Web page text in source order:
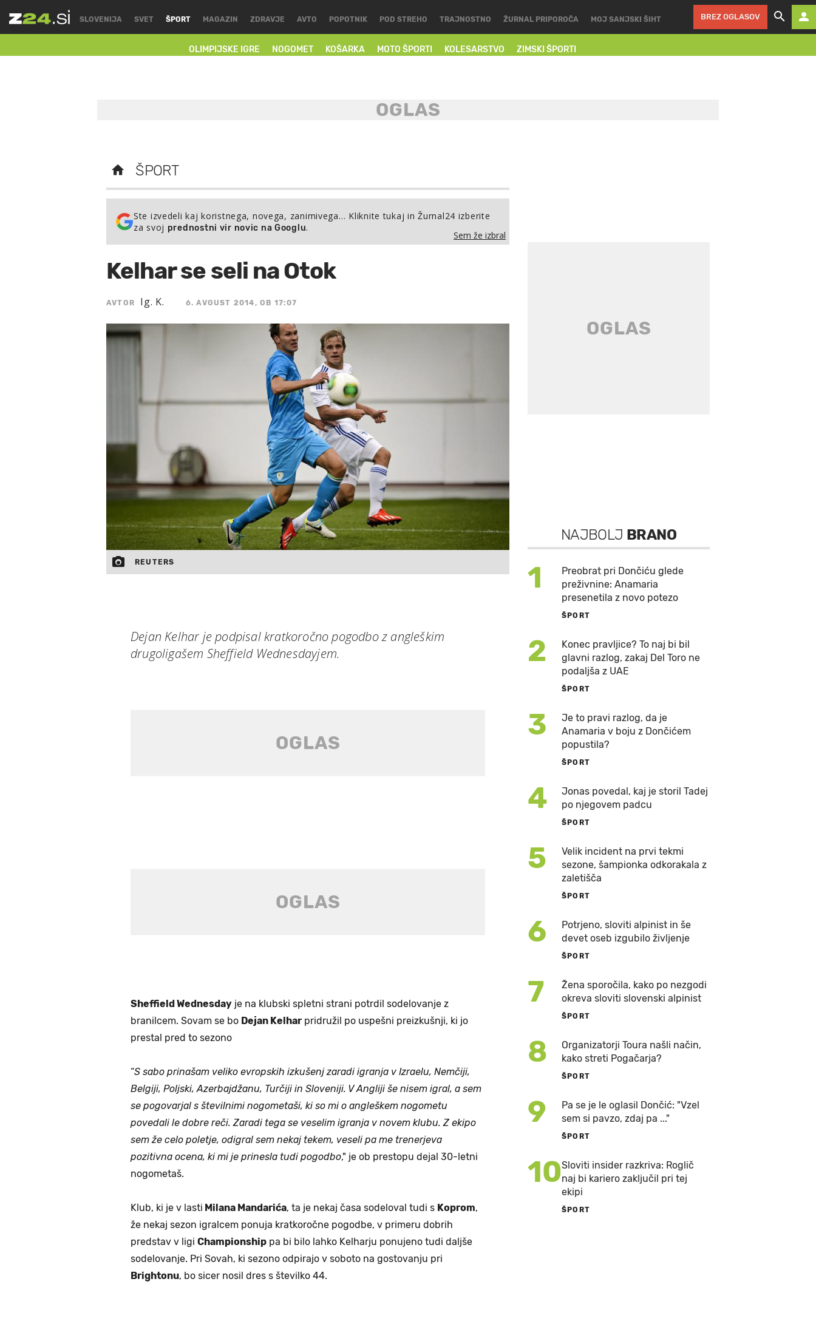
SLOVENIJA SVET ŠPORT
OLIMPIJSKE IGRE NOGOMET KOŠARKA MOTO ŠPORTI KOLESARSTVO ZIMSKI ŠPORTI
MAGAZIN ZDRAVJE AVTO POPOTNIK POD STREHO TRAJNOSTNO ŽURNAL PRIPOROČA MOJ SANJSKI ŠIHT BREZ OGLASOV
ŠPORT
Ste izvedeli kaj koristnega, novega, zanimivega… Kliknite tukaj in Žurnal24 izberite
za svoj prednostni vir novic na Googlu.
Sem že izbral
Kelhar se seli na Otok
AVTOR Ig. K. 6. AVGUST 2014, OB 17:07
REUTERS
Dejan Kelhar je podpisal kratkoročno pogodbo z angleškim
drugoligašem Sheffield Wednesdayjem.
Sheffield Wednesday je na klubski spletni strani potrdil sodelovanje z
branilcem. Sovam se bo Dejan Kelhar pridružil po uspešni preizkušnji, ki jo
prestal pred to sezono
“S sabo prinašam veliko evropskih izkušenj zaradi igranja v Izraelu, Nemčiji,
Belgiji, Poljski, Azerbajdžanu, Turčiji in Sloveniji. V Angliji še nisem igral, a sem
se pogovarjal s številnimi nogometaši, ki so mi o angleškem nogometu
povedali le dobre reči. Zaradi tega se veselim igranja v novem klubu. Z ekipo
sem že celo poletje, odigral sem nekaj tekem, veseli pa me trenerjeva
pozitivna ocena, ki mi je prinesla tudi pogodbo," je ob prestopu dejal 30-letni
nogometaš.
Klub, ki je v lasti Milana Mandarića, ta je nekaj časa sodeloval tudi s Koprom,
že nekaj sezon igralcem ponuja kratkoročne pogodbe, v primeru dobrih
predstav v ligi Championship pa bi bilo lahko Kelharju ponujeno tudi daljše
sodelovanje. Pri Sovah, ki sezono odpirajo v soboto na gostovanju pri
Brightonu, bo sicer nosil dres s številko 44.
NAJBOLJ BRANO
1
Preobrat pri Dončiću glede
preživnine: Anamaria
presenetila z novo potezo
ŠPORT
2
Konec pravljice? To naj bi bil
glavni razlog, zakaj Del Toro ne
podaljša z UAE
ŠPORT
3
Je to pravi razlog, da je
Anamaria v boju z Dončićem
popustila?
ŠPORT
4
Jonas povedal, kaj je storil Tadej
po njegovem padcu
ŠPORT
5
Velik incident na prvi tekmi
sezone, šampionka odkorakala z
zaletišča
ŠPORT
6
Potrjeno, sloviti alpinist in še
devet oseb izgubilo življenje
ŠPORT
7
Žena sporočila, kako po nezgodi
okreva sloviti slovenski alpinist
ŠPORT
8
Organizatorji Toura našli način,
kako streti Pogačarja?
ŠPORT
9
Pa se je le oglasil Dončić: "Vzel
sem si pavzo, zdaj pa ..."
ŠPORT
10Sloviti insider razkriva: Roglič
naj bi kariero zaključil pri tej
ekipi
ŠPORT